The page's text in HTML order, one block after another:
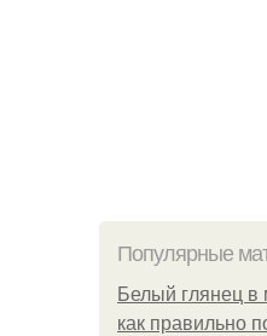
Популярные
Белый глянец в
как правильно